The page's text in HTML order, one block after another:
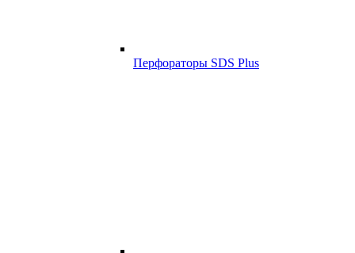
Перфораторы SDS Plus